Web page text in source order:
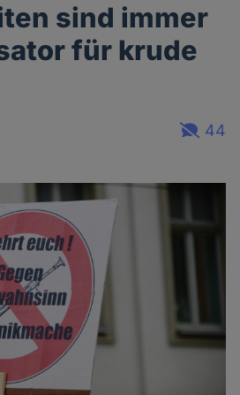
sind immer
für krude
44